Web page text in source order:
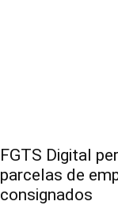
FGTS Digital
parcelas de
consignados